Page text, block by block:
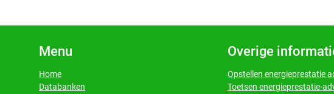
Menu
Home
Databanken
Overige
Opstellen energieprestatie
Toetsen energieprestatie-